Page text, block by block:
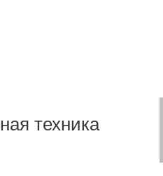
техника